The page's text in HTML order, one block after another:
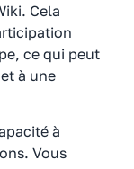
Cela
ce qui peut
à une
à
Vous